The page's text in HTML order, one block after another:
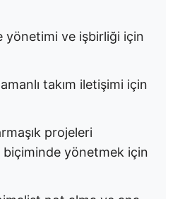
yönetimi ve işbirliği için
takım iletişimi için
projeleri
yönetmek için